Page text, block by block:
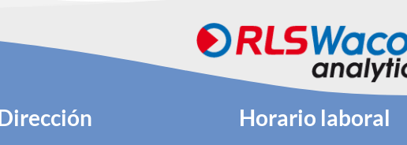
Horario laboral